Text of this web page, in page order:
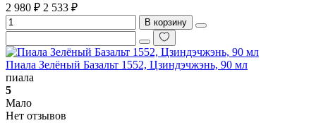
2 980 ₽ 2 533 ₽
В корзину
Пиала Зелёный Базальт 1552, Цзиндэчжэнь, 90 мл
пиала
5
Мало
Нет отзывов